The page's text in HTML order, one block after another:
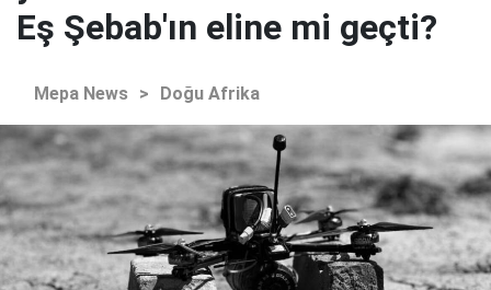
Eş Şebab'ın eline mi geçti?
Mepa News > Doğu Afrika